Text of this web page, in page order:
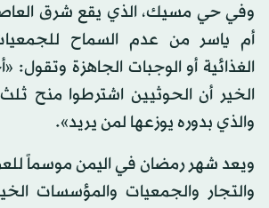
وفي حي مسيك، الذي يقع شرق
أم ياسر من عدم السماح
الغذائية أو الوجبات الجاهزة وتقول:
الخير أن الحوثيين اشترطوا منح
والذي بدوره يوزعها لمن يريد».
ويعد شهر رمضان في اليمن موسماً
والتجار والجمعيات والمؤسسات